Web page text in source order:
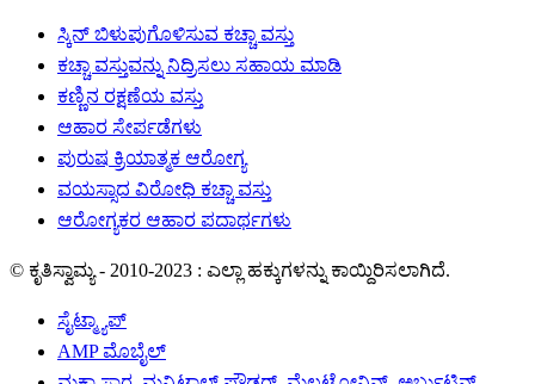
ಸ್ಕಿನ್ ಬಿಳುಪುಗೊಳಿಸುವ ಕಚ್ಚಾ ವಸ್ತು
ಕಚ್ಚಾ ವಸ್ತುವನ್ನು ನಿದ್ರಿಸಲು ಸಹಾಯ ಮಾಡಿ
ಕಣ್ಣಿನ ರಕ್ಷಣೆಯ ವಸ್ತು
ಆಹಾರ ಸೇರ್ಪಡೆಗಳು
ಪುರುಷ ಕ್ರಿಯಾತ್ಮಕ ಆರೋಗ್ಯ
ವಯಸ್ಸಾದ ವಿರೋಧಿ ಕಚ್ಚಾ ವಸ್ತು
ಆರೋಗ್ಯಕರ ಆಹಾರ ಪದಾರ್ಥಗಳು
© ಕೃತಿಸ್ವಾಮ್ಯ - 2010-2023 : ಎಲ್ಲಾ ಹಕ್ಕುಗಳನ್ನು ಕಾಯ್ದಿರಿಸಲಾಗಿದೆ.
ಸೈಟ್ಮ್ಯಾಪ್
AMP ಮೊಬೈಲ್